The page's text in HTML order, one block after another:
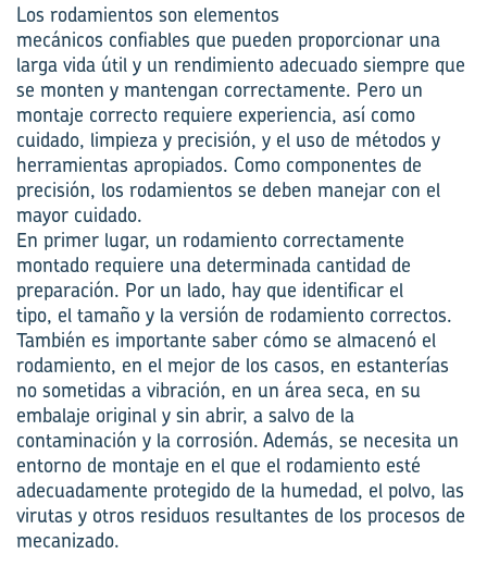
Los rodamientos son elementos
mecánicos confiables que pueden proporcionar una
larga vida útil y un rendimiento adecuado siempre que
se monten y mantengan correctamente. Pero un
montaje correcto requiere experiencia, así como
cuidado, limpieza y precisión, y el uso de métodos y
herramientas apropiados. Como componentes de
precisión, los rodamientos se deben manejar con el
mayor cuidado.
En primer lugar, un rodamiento correctamente
montado requiere una determinada cantidad de
preparación. Por un lado, hay que identificar el
tipo, el tamaño y la versión de rodamiento correctos.
También es importante saber cómo se almacenó el
rodamiento, en el mejor de los casos, en estanterías
no sometidas a vibración, en un área seca, en su
embalaje original y sin abrir, a salvo de la
contaminación y la corrosión. Además, se necesita un
entorno de montaje en el que el rodamiento esté
adecuadamente protegido de la humedad, el polvo, las
virutas y otros residuos resultantes de los procesos de
mecanizado.